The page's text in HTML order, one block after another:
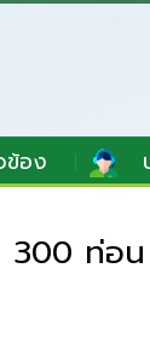
ข้อง
300 ท่อ